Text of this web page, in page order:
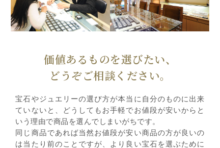
価値あるものを選びたい、
どうぞご相談ください。
宝石やジュエリーの選び方が本当に自分のものに出来
ていないと、どうしてもお手軽でお値段が安いからと
いう理由で商品を選んでしまいがちです。
同じ商品であれば当然お値段が安い商品の方が良いの
は当たり前のことですが、より良い宝石を選ぶために